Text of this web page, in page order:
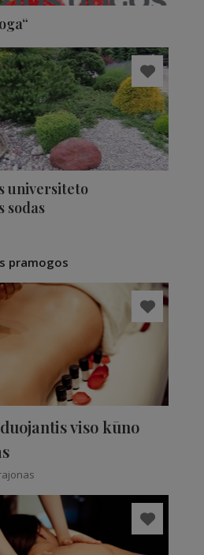
universiteto
sodas
pramogos
viso kūno